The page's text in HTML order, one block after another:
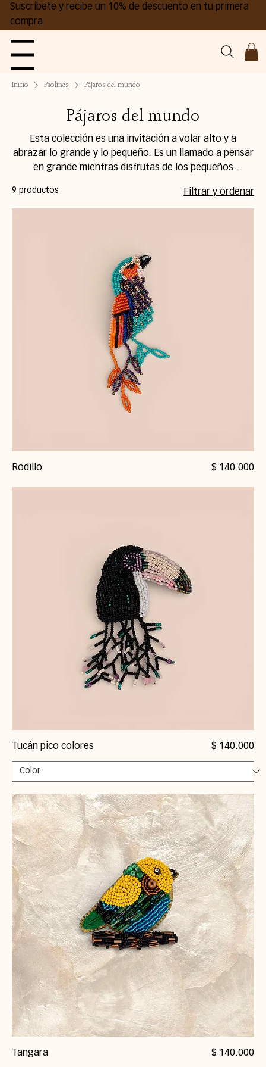
Suscríbete y recibe un 10% de descuento en tu primera
compra
Inicio Paolines Pájaros del mundo
Pájaros del mundo
Esta colección es una invitación a volar alto y a
abrazar lo grande y lo pequeño. Es un llamado a pensar
en grande mientras disfrutas de los pequeños
9 productos Filtrar y ordenar
Rodillo Precio
$ 140.000
Tucán pico colores Precio
$ 140.000
Tangara Precio
$ 140.000